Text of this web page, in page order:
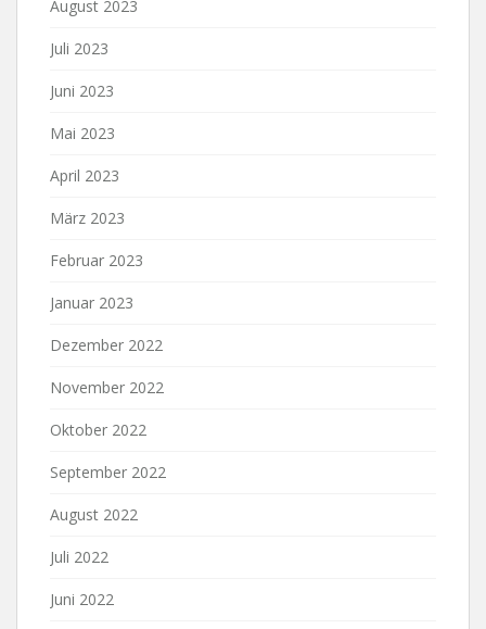
August 2023
Juli 2023
Juni 2023
Mai 2023
April 2023
März 2023
Februar 2023
Januar 2023
Dezember 2022
November 2022
Oktober 2022
September 2022
August 2022
Juli 2022
Juni 2022